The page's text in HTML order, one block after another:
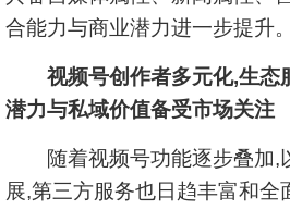
合能力与商业潜力进一步提升。
视频号创作者多元化,生态
潜力与私域价值备受市场关注
随着视频号功能逐步叠加,
展,第三方服务也日趋丰富和全